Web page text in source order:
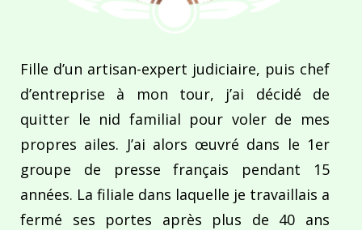
Fille d’un artisan-expert judiciaire, puis chef
d’entreprise à mon tour, j’ai décidé de
quitter le nid familial pour voler de mes
propres ailes. J’ai alors œuvré dans le 1er
groupe de presse français pendant 15
années. La filiale dans laquelle je travaillais a
fermé ses portes après plus de 40 ans